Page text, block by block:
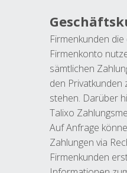
Firmenkunden
Firmenkonto
sämtlichen
den Privatkunden
stehen. Darüber
Talixo
Auf Anfrage
Zahlungen via
Firmenkunden